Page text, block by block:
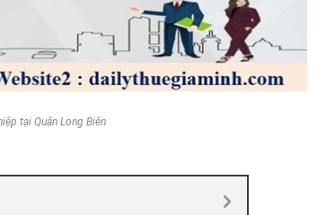
tại Quận Long Biên